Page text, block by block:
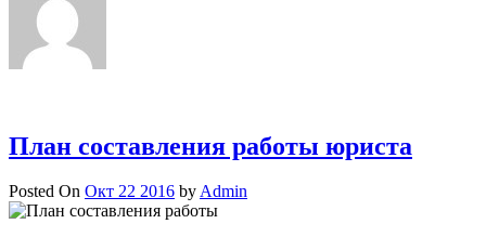
План составления работы юриста
Posted On Окт 22 2016 byAdmin